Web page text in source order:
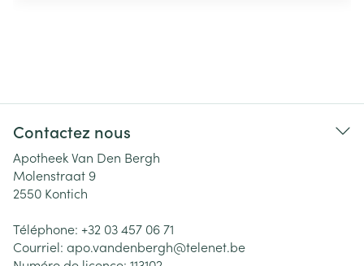
Contactez nous
Apotheek Van Den Bergh
Molenstraat 9
2550 Kontich
Téléphone: +32 03 457 06 71
Courriel: apo.vandenbergh@telenet.be